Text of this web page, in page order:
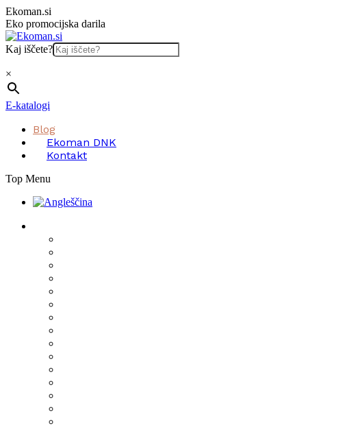
Skip
to
content
Ekoman.si
Eko promocijska darila
Kaj iščete?
×
E-katalogi
Blog
Ekoman DNK
Kontakt
Top Menu